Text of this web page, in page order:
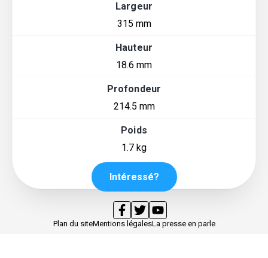
Largeur
315 mm
Hauteur
18.6 mm
Profondeur
214.5 mm
Poids
1.7 kg
Intéressé?
Plan du siteMentions légalesLa presse en parle